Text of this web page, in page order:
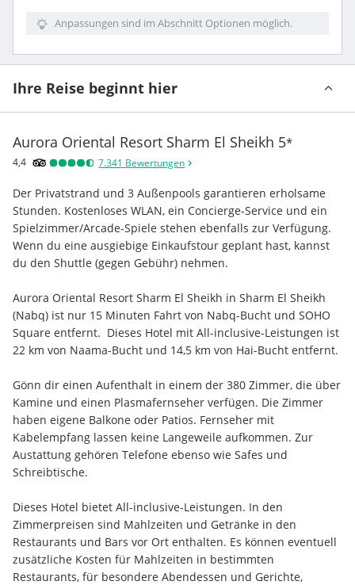
Anpassungen sind im Abschnitt Optionen möglich.
Ihre Reise beginnt hier
Aurora Oriental Resort Sharm El Sheikh 5*
4,4 7.341 Bewertungen
Der Privatstrand und 3 Außenpools garantieren erholsame
Stunden. Kostenloses WLAN, ein Concierge-Service und ein
Spielzimmer/Arcade-Spiele stehen ebenfalls zur Verfügung.
Wenn du eine ausgiebige Einkaufstour geplant hast, kannst
du den Shuttle (gegen Gebühr) nehmen.
Aurora Oriental Resort Sharm El Sheikh in Sharm El Sheikh
(Nabq) ist nur 15 Minuten Fahrt von Nabq-Bucht und SOHO
Square entfernt.  Dieses Hotel mit All-inclusive-Leistungen ist
22 km von Naama-Bucht und 14,5 km von Hai-Bucht entfernt.
Gönn dir einen Aufenthalt in einem der 380 Zimmer, die über
Kamine und einen Plasmafernseher verfügen. Die Zimmer
haben eigene Balkone oder Patios. Fernseher mit
Kabelempfang lassen keine Langeweile aufkommen. Zur
Austattung gehören Telefone ebenso wie Safes und
Schreibtische.
Dieses Hotel bietet All-inclusive-Leistungen. In den
Zimmerpreisen sind Mahlzeiten und Getränke in den
Restaurants und Bars vor Ort enthalten. Es können eventuell
zusätzliche Kosten für Mahlzeiten in bestimmten
Restaurants, für besondere Abendessen und Gerichte,